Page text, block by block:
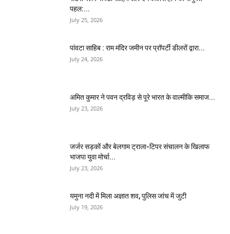
पहल:...
July 25, 2026
पांवटा साहिब : राम मंदिर जमीन पर प्रॉपर्टी डीलरों द्वारा...
July 24, 2026
अमित कुमार ने पवन द्रविड़ से पूरे भारत के वाल्मीकि समाज...
July 23, 2026
जर्जर सड़कों और बेलगाम ट्राला-टिपर संचालन के खिलाफ
भाजपा युवा मोर्चा...
July 23, 2026
यमुना नदी में मिला अज्ञात शव, पुलिस जांच में जुटी
July 19, 2026